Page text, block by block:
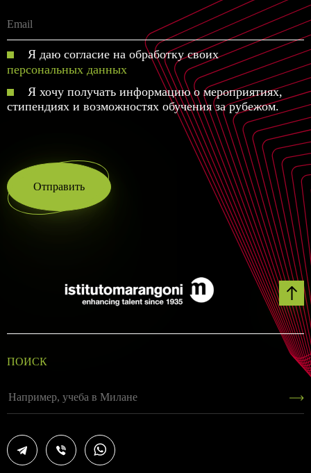
Я даю согласие на обработку своих
персональных данных
Я хочу получать информацию о мероприятиях,
стипендиях и возможностях обучения за рубежом.
Отправить
ПОИСК